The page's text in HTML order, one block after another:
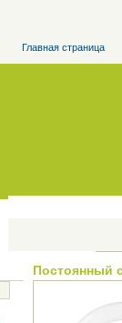
Главная страница
Постоянный